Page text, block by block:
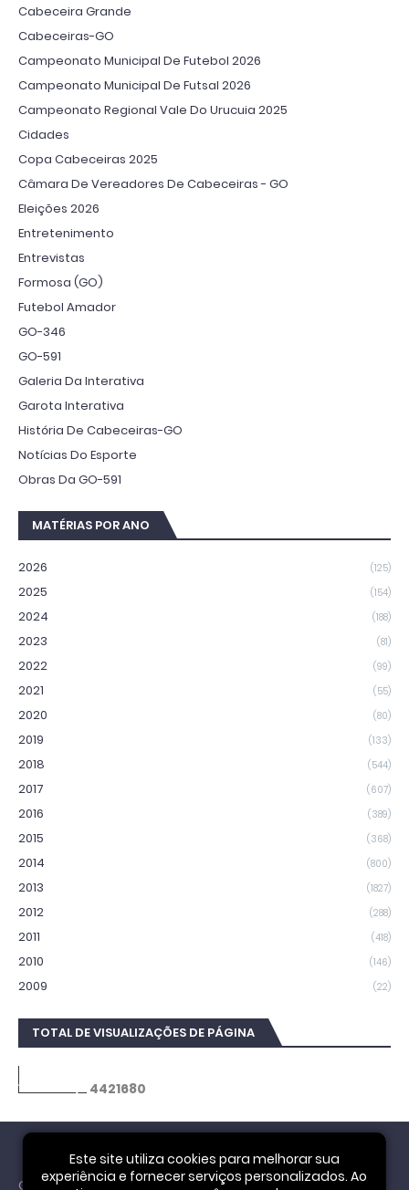
Cabeceira Grande
Cabeceiras-GO
Campeonato Municipal De Futebol 2026
Campeonato Municipal De Futsal 2026
Campeonato Regional Vale Do Urucuia 2025
Cidades
Copa Cabeceiras 2025
Câmara De Vereadores De Cabeceiras - GO
Eleições 2026
Entretenimento
Entrevistas
Formosa (GO)
Futebol Amador
GO-346
GO-591
Galeria Da Interativa
Garota Interativa
História De Cabeceiras-GO
Notícias Do Esporte
Obras Da GO-591
MATÉRIAS POR ANO
2026 (125)
2025 (154)
2024 (188)
2023 (81)
2022 (99)
2021 (55)
2020 (80)
2019 (133)
2018 (544)
2017 (607)
2016 (389)
2015 (368)
2014 (800)
2013 (1827)
2012 (288)
2011 (418)
2010 (146)
2009 (22)
TOTAL DE VISUALIZAÇÕES DE PÁGINA
4421680
Cookie Notice
Este site utiliza cookies para melhorar sua
experiência e fornecer serviços personalizados. Ao